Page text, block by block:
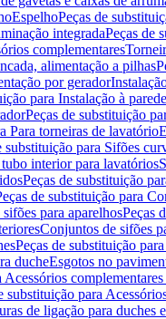
EspelhoPeças de
integradaPeças de
complementares
alimentação a pilhas
por gerador
para Instalação à
Peças de substituição
Para torneiras de lavatório
substituição para Sifões
interior para lavatórios
Peças de substituição
de substituição para
para aparelhosPeças
Conjuntos de sifões
Peças de substituição
ducheEsgotos no
Acessórios
substituição para
de ligação para duches